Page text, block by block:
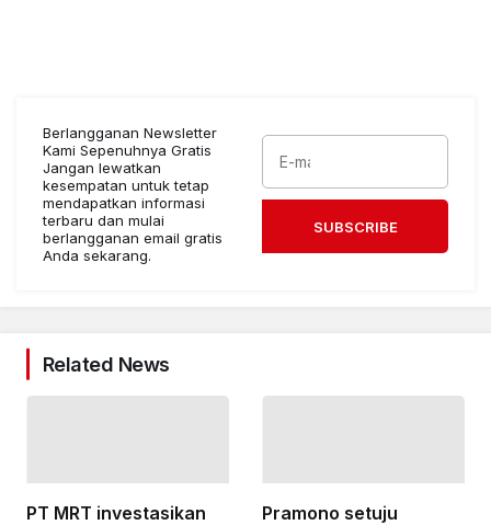
Berlangganan Newsletter
Kami Sepenuhnya Gratis
Jangan lewatkan
kesempatan untuk tetap
mendapatkan informasi
terbaru dan mulai
berlangganan email gratis
Anda sekarang.
SUBSCRIBE
Related News
PT MRT investasikan
Pramono setuju